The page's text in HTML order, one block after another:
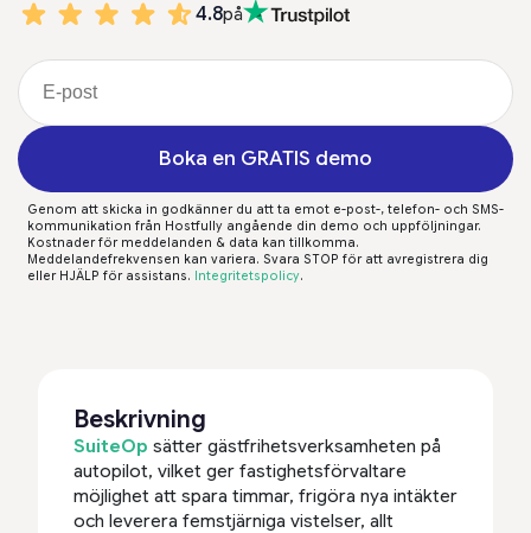
4.8på
Boka en GRATIS demo
Genom att skicka in godkänner du att ta emot e-post-, telefon- och SMS-
kommunikation från Hostfully angående din demo och uppföljningar.
Kostnader för meddelanden & data kan tillkomma.
Meddelandefrekvensen kan variera. Svara STOP för att avregistrera dig
eller HJÄLP för assistans. Integritetspolicy.
Beskrivning
SuiteOp sätter gästfrihetsverksamheten på
autopilot, vilket ger fastighetsförvaltare
möjlighet att spara timmar, frigöra nya intäkter
och leverera femstjärniga vistelser, allt